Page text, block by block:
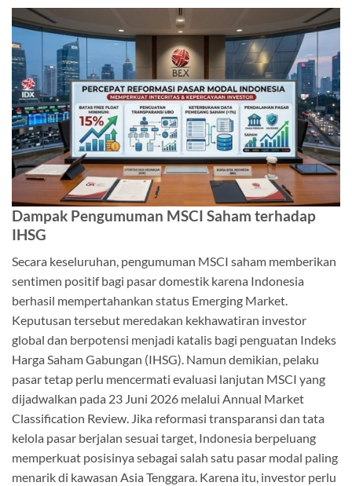
Dampak Pengumuman MSCI Saham terhadap
IHSG
Secara keseluruhan, pengumuman MSCI saham memberikan
sentimen positif bagi pasar domestik karena Indonesia
berhasil mempertahankan status Emerging Market.
Keputusan tersebut meredakan kekhawatiran investor
global dan berpotensi menjadi katalis bagi penguatan Indeks
Harga Saham Gabungan (IHSG). Namun demikian, pelaku
pasar tetap perlu mencermati evaluasi lanjutan MSCI yang
dijadwalkan pada 23 Juni 2026 melalui Annual Market
Classification Review. Jika reformasi transparansi dan tata
kelola pasar berjalan sesuai target, Indonesia berpeluang
memperkuat posisinya sebagai salah satu pasar modal paling
menarik di kawasan Asia Tenggara. Karena itu, investor perlu